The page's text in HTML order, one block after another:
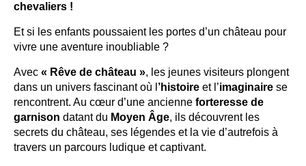
chevaliers !
Et si les enfants poussaient les portes d’un château pour
vivre une aventure inoubliable ?
Avec « Rêve de château », les jeunes visiteurs plongent
dans un univers fascinant où l ’histoire et l’imaginaire se
rencontrent. Au cœur d’une ancienne forteresse de
garnison datant du Moyen Âge, ils découvrent les
secrets du château, ses légendes et la vie d’autrefois à
travers un parcours ludique et captivant.